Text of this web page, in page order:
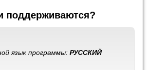
поддерживаются?
язык программы:РУССКИЙ